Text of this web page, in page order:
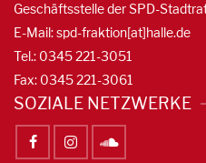
Geschäftsstelle der SPD-
E-Mail: spd-fraktion[at]halle.de
Tel.: 0345 221-3051
Fax: 0345 221-3061
SOZIALE NETZWERKE